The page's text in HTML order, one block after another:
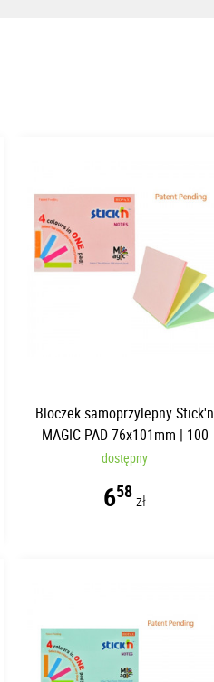
Bloczek samoprzylepny Stick'n
MAGIC PAD 76x101mm | 100
kartek
dostępny
658zł